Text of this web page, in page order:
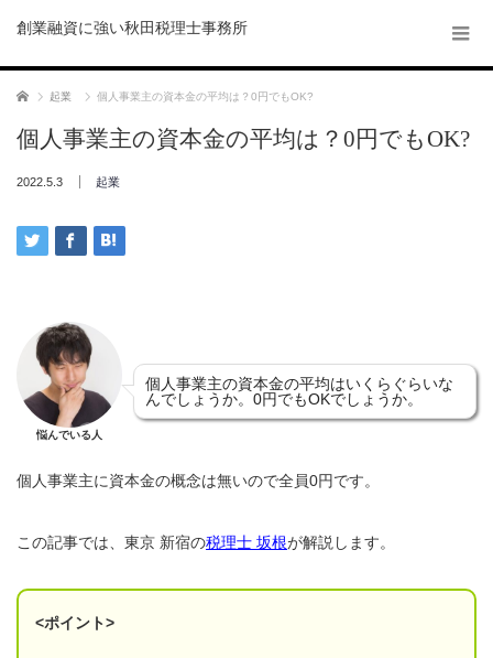
創業融資に強い秋田税理士事務所
ホーム 起業 個人事業主の資本金の平均は？0円でもOK?
個人事業主の資本金の平均は？0円でもOK?
2022.5.3 起業
悩んでいる人
個人事業主の資本金の平均はいくらぐらいな
んでしょうか。0円でもOKでしょうか。
個人事業主に資本金の概念は無いので全員0円です。
この記事では、東京 新宿の税理士 坂根が解説します。
<ポイント>